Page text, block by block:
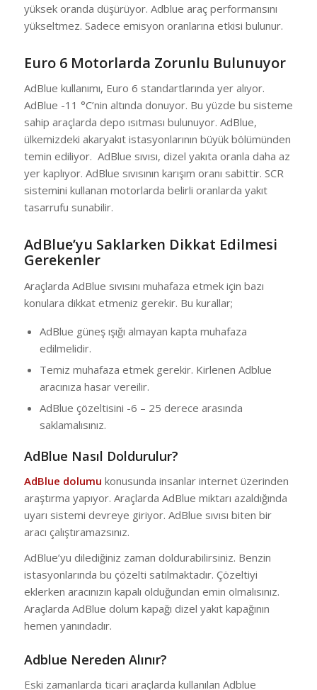
yüksek oranda düşürüyor. Adblue araç performansını
yükseltmez. Sadece emisyon oranlarına etkisi bulunur.
Euro 6 Motorlarda Zorunlu Bulunuyor
AdBlue kullanımı, Euro 6 standartlarında yer alıyor.
AdBlue -11 °C’nin altında donuyor. Bu yüzde bu sisteme
sahip araçlarda depo ısıtması bulunuyor. AdBlue,
ülkemizdeki akaryakıt istasyonlarının büyük bölümünden
temin ediliyor. AdBlue sıvısı, dizel yakıta oranla daha az
yer kaplıyor. AdBlue sıvısının karışım oranı sabittir. SCR
sistemini kullanan motorlarda belirli oranlarda yakıt
tasarrufu sunabilir.
AdBlue’yu Saklarken Dikkat Edilmesi
Gerekenler
Araçlarda AdBlue sıvısını muhafaza etmek için bazı
konulara dikkat etmeniz gerekir. Bu kurallar;
AdBlue güneş ışığı almayan kapta muhafaza
edilmelidir.
Temiz muhafaza etmek gerekir. Kirlenen Adblue
aracınıza hasar vereilir.
AdBlue çözeltisini -6 – 25 derece arasında
saklamalısınız.
AdBlue Nasıl Doldurulur?
AdBlue dolumu konusunda insanlar internet üzerinden
araştırma yapıyor. Araçlarda AdBlue miktarı azaldığında
uyarı sistemi devreye giriyor. AdBlue sıvısı biten bir
aracı çalıştıramazsınız.
AdBlue’yu dilediğiniz zaman doldurabilirsiniz. Benzin
istasyonlarında bu çözelti satılmaktadır. Çözeltiyi
eklerken aracınızın kapalı olduğundan emin olmalısınız.
Araçlarda AdBlue dolum kapağı dizel yakıt kapağının
hemen yanındadır.
Adblue Nereden Alınır?
Eski zamanlarda ticari araçlarda kullanılan Adblue